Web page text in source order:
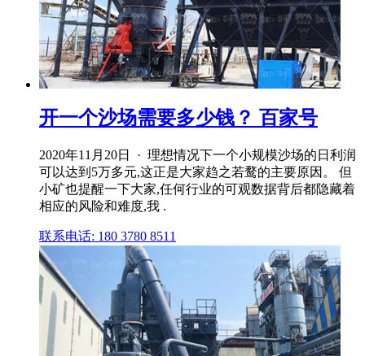
开一个沙场需要多少钱？ 百家号
2020年11月20日 · 理想情况下一个小规模沙场的日利润
可以达到5万多元,这正是大家趋之若鹜的主要原因。 但
小矿也提醒一下大家,任何行业的可观数据背后都隐藏着
相应的风险和难度,我 .
联系电话: 180 3780 8511